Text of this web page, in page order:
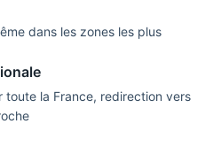
dans les zones les plus
toute la France, redirection vers